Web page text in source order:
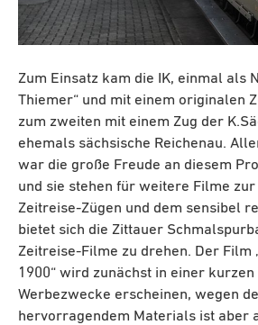
Zum Einsatz kam die IK, einmal als
Thiemer“ und mit einem originalen
zum zweiten mit einem Zug der
ehemals sächsische Reichenau.
war die große Freude an diesem
und sie stehen für weitere Filme zur
Zeitreise-Zügen und dem sensibel
bietet sich die Zittauer
Zeitreise-Filme zu drehen. Der Film
1900“ wird zunächst in einer
Werbezwecke erscheinen, wegen
hervorragendem Materials ist aber